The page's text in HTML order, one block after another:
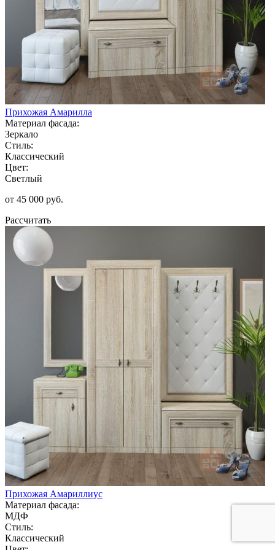
Прихожая Амарилла
Материал фасада:
Зеркало
Стиль:
Классический
Цвет:
Светлый
от 45 000 руб.
Рассчитать
Прихожая Амариллиус
Материал фасада:
МДФ
Стиль:
Классический